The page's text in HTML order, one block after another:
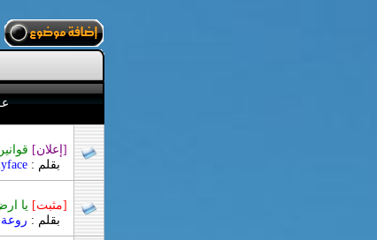
[إعلان]
بقلم :
[مثبت] يا
بقلم :